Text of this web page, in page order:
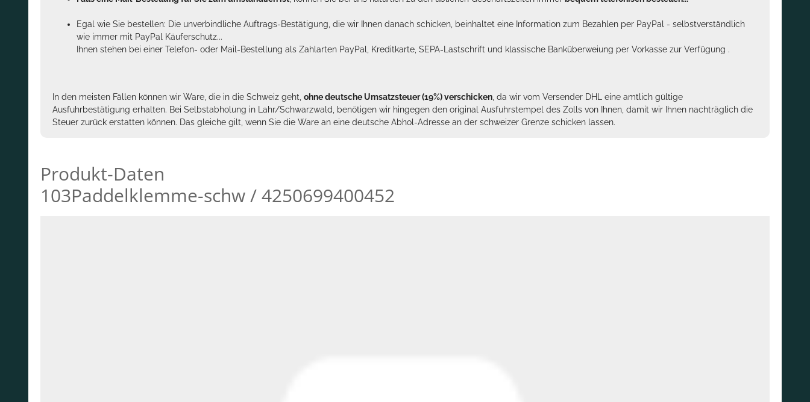
Egal wie Sie bestellen: Die unverbindliche Auftrags-Bestätigung, die wir Ihnen danach schicken, beinhaltet eine Information zum Bezahlen per PayPal - selbstverständlich
wie immer mit PayPal Käuferschutz...
Ihnen stehen bei einer Telefon- oder Mail-Bestellung als Zahlarten PayPal, Kreditkarte, SEPA-Lastschrift und klassische Banküberweiung per Vorkasse zur Verfügung .
In den meisten Fällen können wir Ware, die in die Schweiz geht, ohne deutsche Umsatzsteuer (19%) verschicken , da wir vom Versender DHL eine amtlich gültige
Ausfuhrbestätigung erhalten. Bei Selbstabholung in Lahr/Schwarzwald, benötigen wir hingegen den original Ausfuhrstempel des Zolls von Ihnen, damit wir Ihnen nachträglich die
Steuer zurück erstatten können. Das gleiche gilt, wenn Sie die Ware an eine deutsche Abhol-Adresse an der schweizer Grenze schicken lassen.
Produkt-Daten
103Paddelklemme-schw / 4250699400452